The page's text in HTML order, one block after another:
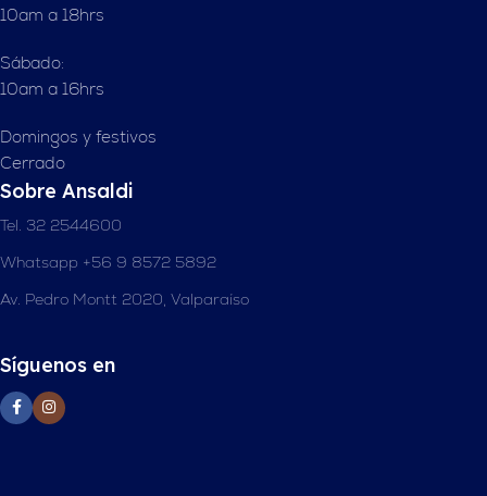
10am a 18hrs
Sábado:
10am a 16hrs
Domingos y festivos
Cerrado
Sobre Ansaldi
Tel. 32 2544600
Whatsapp +56 9 8572 5892
Av. Pedro Montt 2020, Valparaíso
Síguenos en